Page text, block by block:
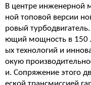
В центре инженерной
ной топовой версии
ровый
ющий мощность в 150
ых технологий и
окую
и. Сопряжение этого